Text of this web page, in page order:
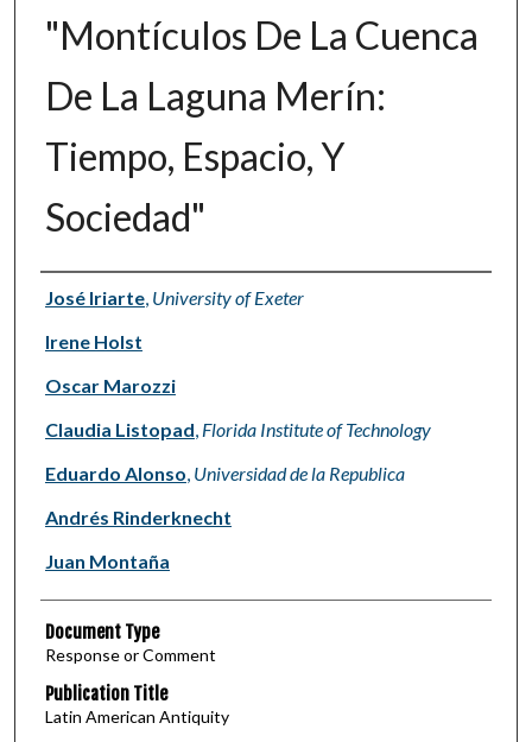
"Montículos De La Cuenca
De La Laguna Merín:
Tiempo, Espacio, Y
Sociedad"
Authors
José Iriarte, University of Exeter
Irene Holst
Oscar Marozzi
Claudia Listopad, Florida Institute of Technology
Eduardo Alonso, Universidad de la Republica
Andrés Rinderknecht
Juan Montaña
Document Type
Response or Comment
Publication Title
Latin American Antiquity